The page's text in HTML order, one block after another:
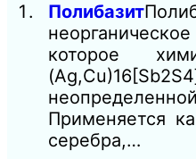
Полибазит
которое
Применяется
серебра,…